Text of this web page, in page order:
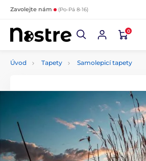
Zavolejte nám (Po-Pá 8-16)
0
Úvod Tapety Samolepicí tapety